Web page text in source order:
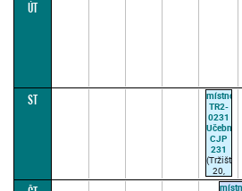
ÚT
ST
místnost
TR2-
0231
Učebna
CJP
231
(Tržiště
20,
Praha